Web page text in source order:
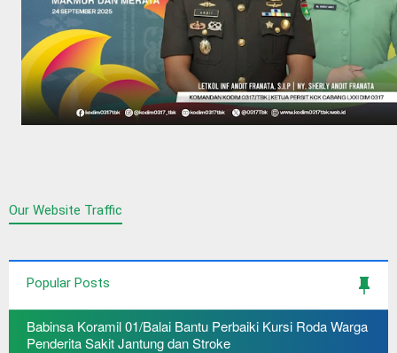
Our Website Traffic
Popular Posts
Babinsa Koramil 01/Balai Bantu Perbaiki Kursi Roda Warga
Penderita Sakit Jantung dan Stroke